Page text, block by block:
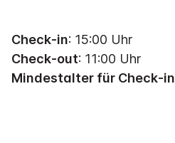
Check-in: 15:00 Uhr
Check-out: 11:00 Uhr
Mindestalter für Check-in